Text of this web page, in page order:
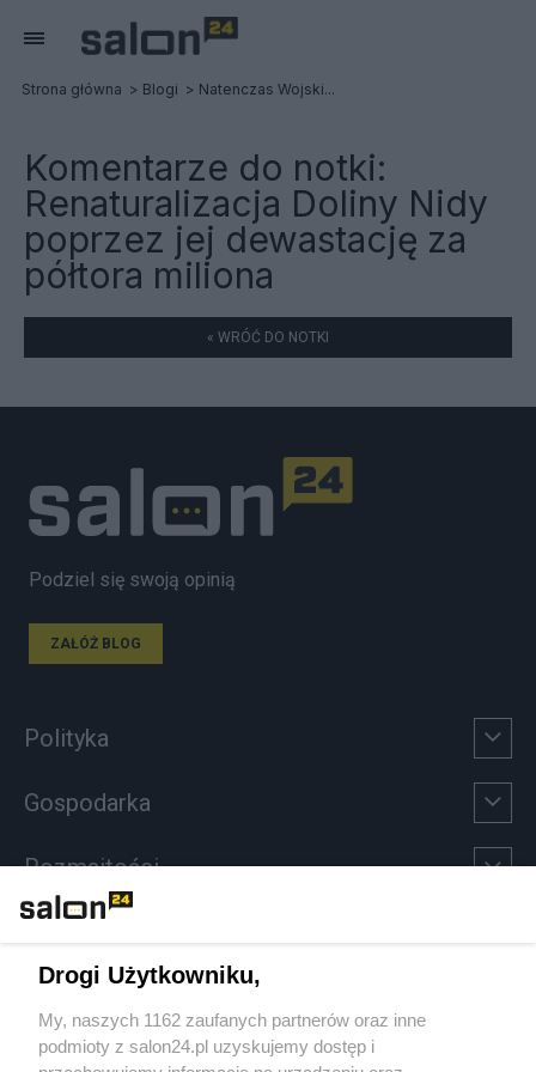
Strona główna Blogi Natenczas Wojski...
Komentarze do notki:
Renaturalizacja Doliny Nidy
poprzez jej dewastację za
półtora miliona
« WRÓĆ DO NOTKI
Podziel się swoją opinią
ZAŁÓŻ BLOG
Polityka
Gospodarka
Rozmaitości
Sport
Społeczeństwo
Drogi Użytkowniku,
My, naszych 1162 zaufanych partnerów oraz inne
podmioty z salon24.pl uzyskujemy dostęp i